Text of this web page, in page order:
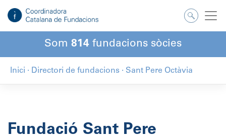
contingut
Som 814 fundacions sòcies
Inici · Directori de fundacions · Sant Pere Octàvia
Fundació Sant Pere